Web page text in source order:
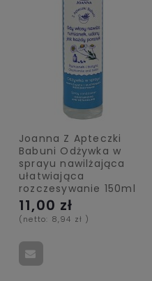
Joanna Z Apteczki
Babuni Odżywka w
sprayu nawilżająca
ułatwiająca
rozczesywanie 150ml
11,00 zł
(netto: 8,94 zł )